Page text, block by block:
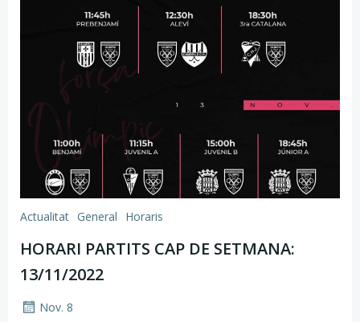
Actualitat General Horaris
HORARI PARTITS CAP DE SETMANA:
13/11/2022
Nov. 8